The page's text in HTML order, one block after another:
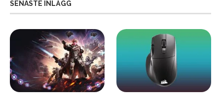
SENASTE INLÄGG